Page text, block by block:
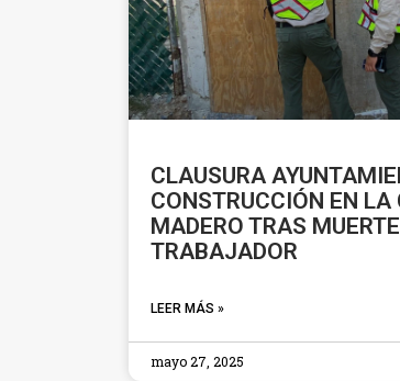
CLAUSURA
CONSTRUCCIÓN EN LA
MADERO TRAS
TRABAJADOR
LEER MÁS »
mayo 27, 2025